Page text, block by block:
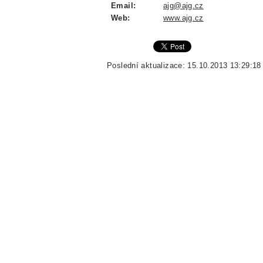
Email:
ajg@ajg.cz
Web:
www.ajg.cz
Poslední aktualizace: 15.10.2013 13:29:18